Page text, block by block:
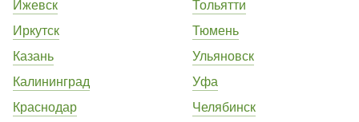
Ижевск
Иркутск
Казань
Калининград
Краснодар
Тольятти
Тюмень
Ульяновск
Уфа
Челябинск